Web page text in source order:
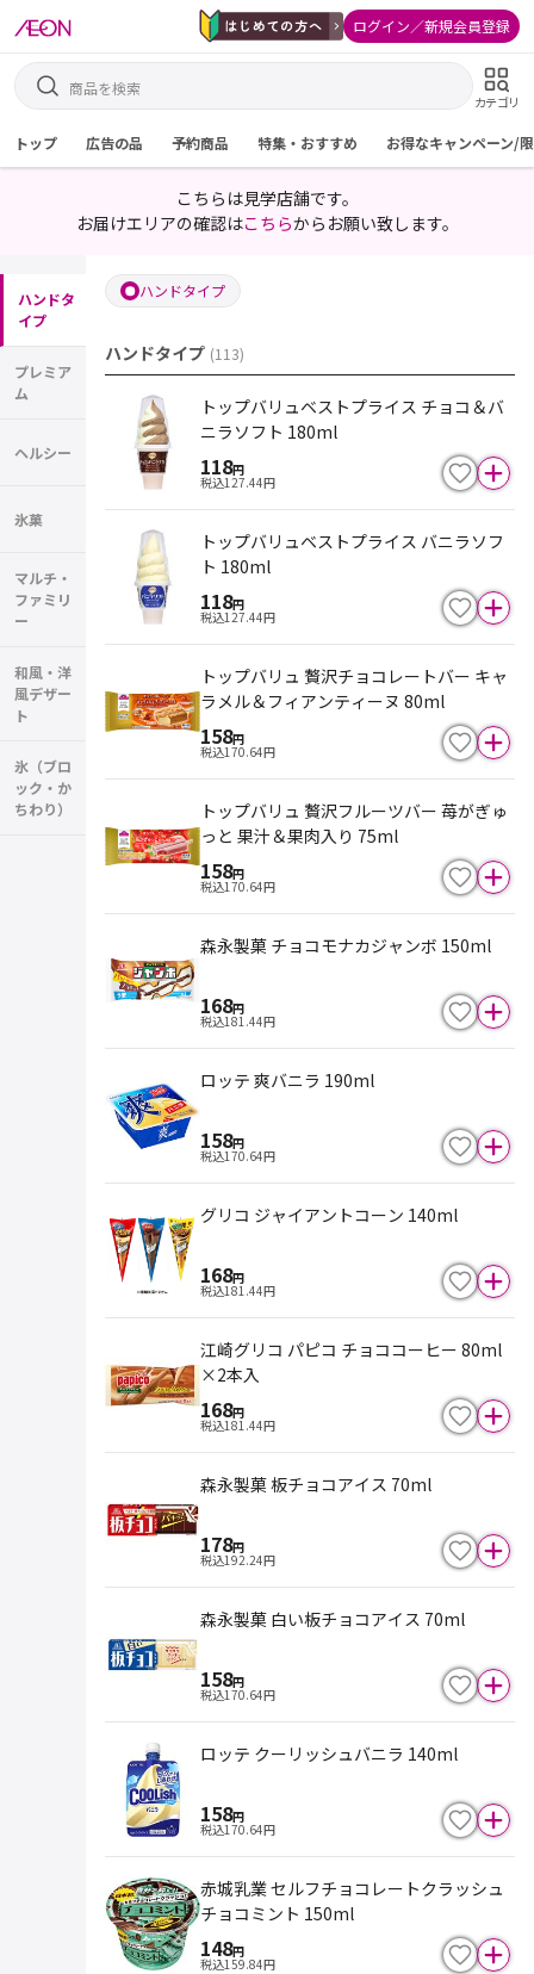
ログイン／新規会員登録
カテゴリ
トップ 広告の品 予約商品 特集・おすすめ お得なキャンペーン/
こちらは見学店舗です。
お届けエリアの確認はこちらからお願い致します。
ハンドタ
イプ
プレミア
ム
ヘルシー
氷菓
マルチ・
ファミリ
ー
和風・洋
風デザー
ト
氷（ブロ
ック・か
ちわり）
ハンドタイプ
ハンドタイプ (113)
トップバリュベストプライス チョコ＆バ
ニラソフト 180ml
118円
税込127.44円
トップバリュベストプライス バニラソフ
ト 180ml
118円
税込127.44円
トップバリュ 贅沢チョコレートバー キャ
ラメル＆フィアンティーヌ 80ml
158円
税込170.64円
トップバリュ 贅沢フルーツバー 苺がぎゅ
っと 果汁＆果肉入り 75ml
158円
税込170.64円
森永製菓 チョコモナカジャンボ 150ml
168円
税込181.44円
ロッテ 爽バニラ 190ml
158円
税込170.64円
グリコ ジャイアントコーン 140ml
168円
税込181.44円
江崎グリコ パピコ チョココーヒー 80ml
×2本入
168円
税込181.44円
森永製菓 板チョコアイス 70ml
178円
税込192.24円
森永製菓 白い板チョコアイス 70ml
158円
税込170.64円
ロッテ クーリッシュバニラ 140ml
158円
税込170.64円
赤城乳業 セルフチョコレートクラッシュ
チョコミント 150ml
148円
税込159.84円